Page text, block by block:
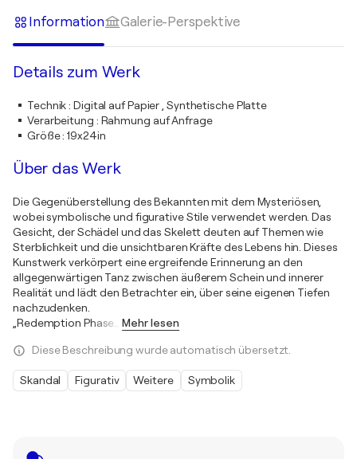
Information Galerie-Perspektive
Details zum Werk
Technik:Digital auf Papier , Synthetische Platte
Verarbeitung : Rahmung auf Anfrage
Größe:19x24in
Über das Werk
Die Gegenüberstellung des Bekannten mit dem Mysteriösen,
wobei symbolische und figurative Stile verwendet werden. Das
Gesicht, der Schädel und das Skelett deuten auf Themen wie
Sterblichkeit und die unsichtbaren Kräfte des Lebens hin. Dieses
Kunstwerk verkörpert eine ergreifende Erinnerung an den
allgegenwärtigen Tanz zwischen äußerem Schein und innerer
Realität und lädt den Betrachter ein, über seine eigenen Tiefen
nachzudenken.
„Redemption Phase
Mehr lesen
Diese Beschreibung wurde automatisch übersetzt.
Skandal Figurativ Weitere Symbolik